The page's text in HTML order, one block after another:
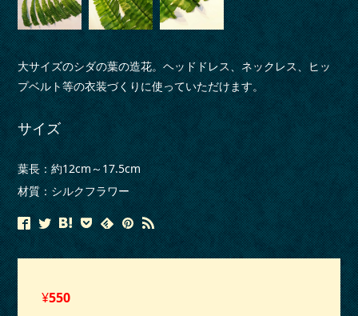
大サイズのシダの葉の造花。ヘッドドレス、ネックレス、ヒッ
プベルト等の衣装づくりに使っていただけます。
サイズ
葉長：約12cm～17.5cm
材質：シルクフラワー
¥550